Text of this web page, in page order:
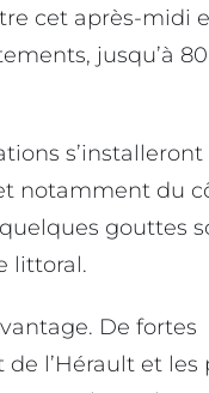
cet après-midi
jusqu’à
s’installeront
notamment du
gouttes
littoral.
De fortes
l’Hérault et les